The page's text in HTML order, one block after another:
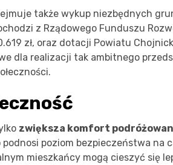
także wykup niezbędnych
z Rządowego Funduszu
zł, oraz dotacji Powiatu
dla realizacji tak ambitnego
zwiększa komfort
poziom bezpieczeństwa na
mieszkańcy mogą cieszyć się